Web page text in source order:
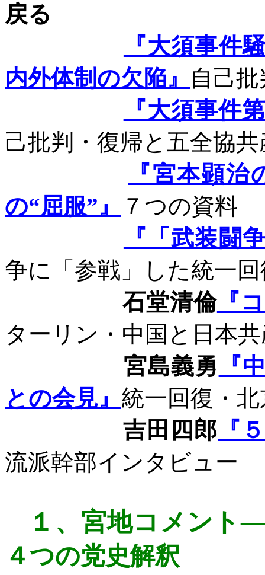
戻る
『大須事件
内外体制の欠陥』
自己
『大須事件
己批判・復帰と五全協
『宮本顕
の“屈服”』
７つの資料
『「武装闘
争に「参戦」した統一
石堂清倫『
ターリン・中国と日本
宮島義勇
『
との会見』 統一回復・
吉田四郎 『
流派幹部インタビュー
１、 宮地コメント
４つの党史解釈